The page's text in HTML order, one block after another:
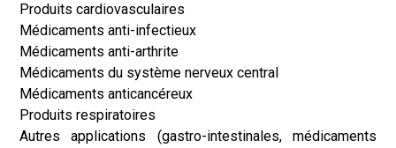
Produits cardiovasculaires
Médicaments anti-infectieux
Médicaments anti-arthrite
Médicaments du système nerveux central
Médicaments anticancéreux
Produits respiratoires
Autres applications (gastro-intestinales, médicaments